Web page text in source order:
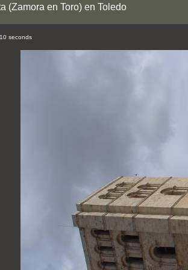
(Zamora en Toro) en Toledo
seconds